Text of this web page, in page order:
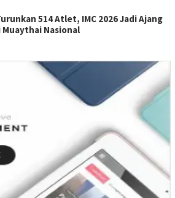
514 Atlet, IMC 2026 Jadi Ajang
Nasional